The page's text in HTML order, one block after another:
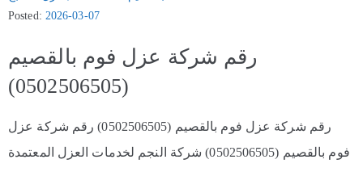
Posted: 2026-03-07
رقم شركة عزل فوم بالقصيم
(0502506505)
رقم شركة عزل فوم بالقصيم (0502506505) رقم شركة عزل
فوم بالقصيم (0502506505) شركة النجم لخدمات العزل المعتمدة